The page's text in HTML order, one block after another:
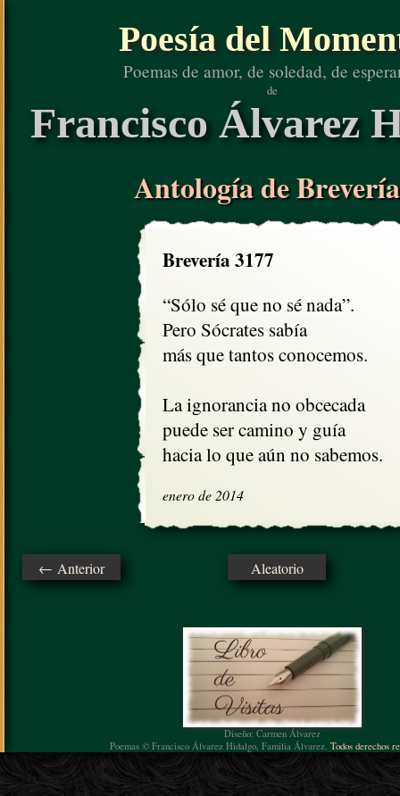
Poesía del
Poemas de amor, de soledad, de
de
Francisco Álvarez
Antología de
Brevería 3177
“Sólo sé que no sé nada”.
Pero Sócrates sabía
más que tantos conocemos.
La ignorancia no obcecada
puede ser camino y guía
hacia lo que aún no sabemos.
enero de 2014
← Anterior Aleatorio
Diseño: Carmen Álvarez
Poemas © Francisco Álvarez Hidalgo, Familia Álvarez. Todos derechos